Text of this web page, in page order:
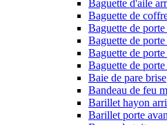
Baguette d'aile
Baguette de
Baguette de
Baguette de
Baguette de
Baguette de
Baie de pare brise
Bandeau de feu
Barillet hayon
Barillet porte